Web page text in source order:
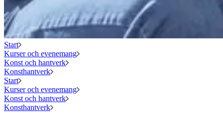
Start
Kurser och evenemang
Konst och hantverk
Konsthantverk
Start
Kurser och evenemang
Konst och hantverk
Konsthantverk